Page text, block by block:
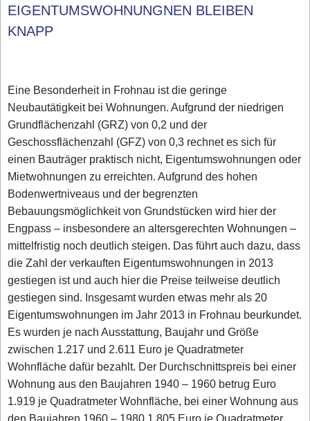
EIGENTUMSWOHNUNGNEN BLEIBEN
KNAPP
Eine Besonderheit in Frohnau ist die geringe
Neubautätigkeit bei Wohnungen. Aufgrund der niedrigen
Grundflächenzahl (GRZ) von 0,2 und der
Geschossflächenzahl (GFZ) von 0,3 rechnet es sich für
einen Bauträger praktisch nicht, Eigentumswohnungen oder
Mietwohnungen zu erreichten. Aufgrund des hohen
Bodenwertniveaus und der begrenzten
Bebauungsmöglichkeit von Grundstücken wird hier der
Engpass – insbesondere an altersgerechten Wohnungen –
mittelfristig noch deutlich steigen. Das führt auch dazu, dass
die Zahl der verkauften Eigentumswohnungen in 2013
gestiegen ist und auch hier die Preise teilweise deutlich
gestiegen sind. Insgesamt wurden etwas mehr als 20
Eigentumswohnungen im Jahr 2013 in Frohnau beurkundet.
Es wurden je nach Ausstattung, Baujahr und Größe
zwischen 1.217 und 2.611 Euro je Quadratmeter
Wohnfläche dafür bezahlt. Der Durchschnittspreis bei einer
Wohnung aus den Baujahren 1940 – 1960 betrug Euro
1.919 je Quadratmeter Wohnfläche, bei einer Wohnung aus